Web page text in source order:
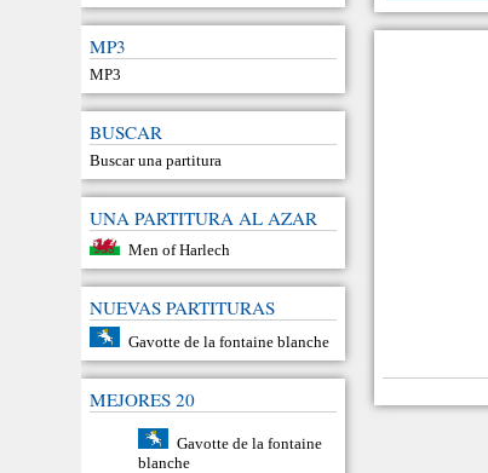
MP3
MP3
BUSCAR
Buscar una partitura
UNA PARTITURA AL AZAR
Men of Harlech
NUEVAS PARTITURAS
Gavotte de la fontaine blanche
MEJORES 20
Gavotte de la fontaine
blanche